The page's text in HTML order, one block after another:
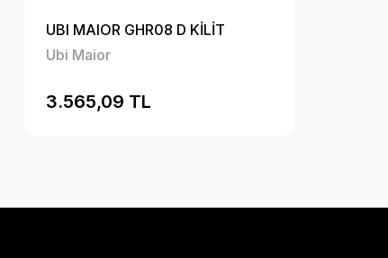
UBI MAIOR GHR08 D KİLİT
Ubi Maior
3.565,09 TL